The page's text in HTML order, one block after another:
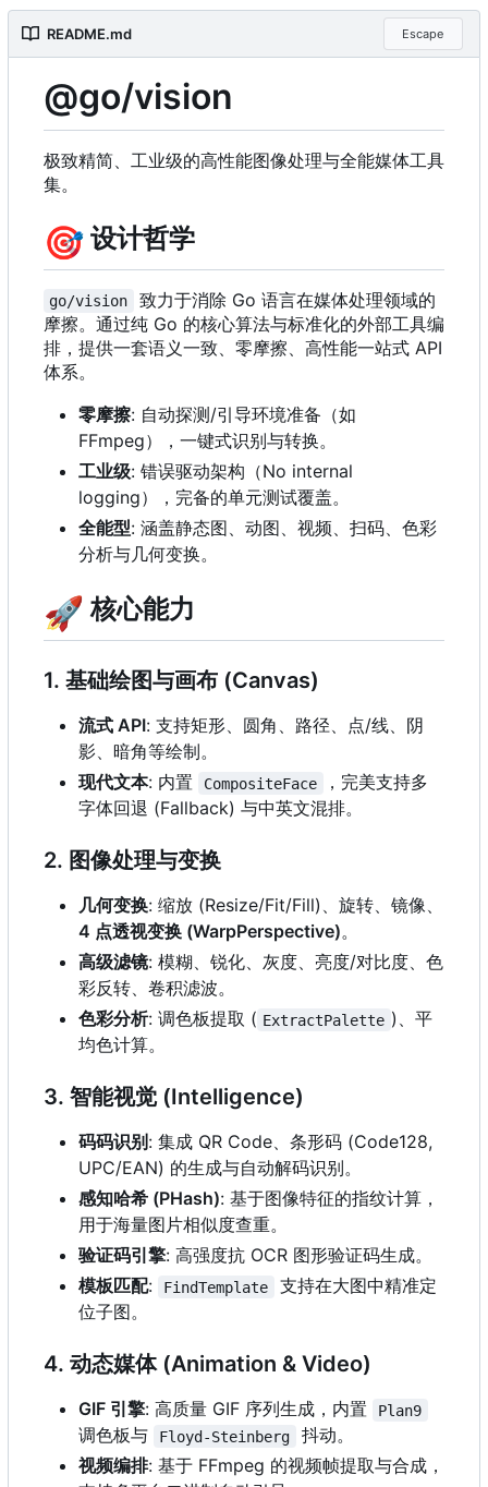
README.md Escape
@go/vision
极致精简、工业级的高性能图像处理与全能媒体工具
集。
🎯 设计哲学
go/vision
致力于消除 Go 语言在媒体处理领域的
摩擦。通过纯 Go 的核心算法与标准化的外部工具编
排，提供一套语义一致、零摩擦、高性能一站式 API
体系。
零摩擦: 自动探测/引导环境准备（如
FFmpeg） ， 一键式识别与转换。
工业级: 错误驱动架构 （No internal
logging） ， 完备的单元测试覆盖。
全能型: 涵盖静态图、动图、视频、扫码、色彩
分析与几何变换。
🚀 核心能力
1. 基础绘图与画布 (Canvas)
流式 API: 支持矩形、圆角、路径、点/线、阴
影、暗角等绘制。
现代文本: 内置 CompositeFace
，完美支持多
字体回退 (Fallback) 与中英文混排。
2. 图像处理与变换
几何变换: 缩放 (Resize/Fit/Fill)、旋转、镜像、
4 点透视变换 (WarpPerspective)。
高级滤镜: 模糊、锐化、灰度、亮度/对比度、色
彩反转、卷积滤波。
色彩分析: 调色板提取 ( ExtractPalette )、平
均色计算。
3. 智能视觉 (Intelligence)
码码识别 : 集成 QR Code、条形码 (Code128,
UPC/EAN) 的生成与自动解码识别。
感知哈希 (PHash): 基于图像特征的指纹计算，
用于海量图片相似度查重。
验证码引擎: 高强度抗 OCR 图形验证码生成。
模板匹配: FindTemplate
支持在大图中精准定
位子图。
4. 动态媒体 (Animation & Video)
GIF 引擎: 高质量 GIF 序列生成，内置 Plan9
调色板与 Floyd-Steinberg
抖动。
视频编排: 基于 FFmpeg 的视频帧提取与合成，